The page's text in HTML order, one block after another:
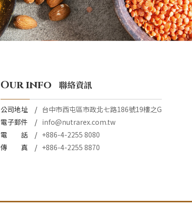
Our info 聯絡資訊
公司地址
台中市西屯區市政北七路186號19樓之G
電子郵件
info@nutrarex.com.tw
電 話
+886-4-2255 8080
傳 真
+886-4-2255 8870